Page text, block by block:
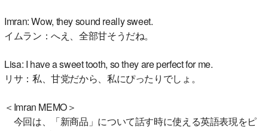
Imran: Wow, they sound really sweet.
イムラン：へえ、全部甘そうだね。
Lisa: I have a sweet tooth, so they are perfect for me.
リサ：私、甘党だから、私にぴったりでしょ。
＜Imran MEMO＞
今回は、「新商品」について話す時に使える英語表現をピ